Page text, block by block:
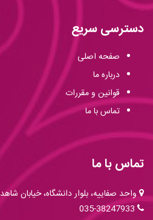
دسترسی سریع
صفحه اصلی
درباره ما
قوانین و مقررات
تماس با ما
تماس با ما
واحد صفاییه، بلوار دانشگاه، خیابان شاهد